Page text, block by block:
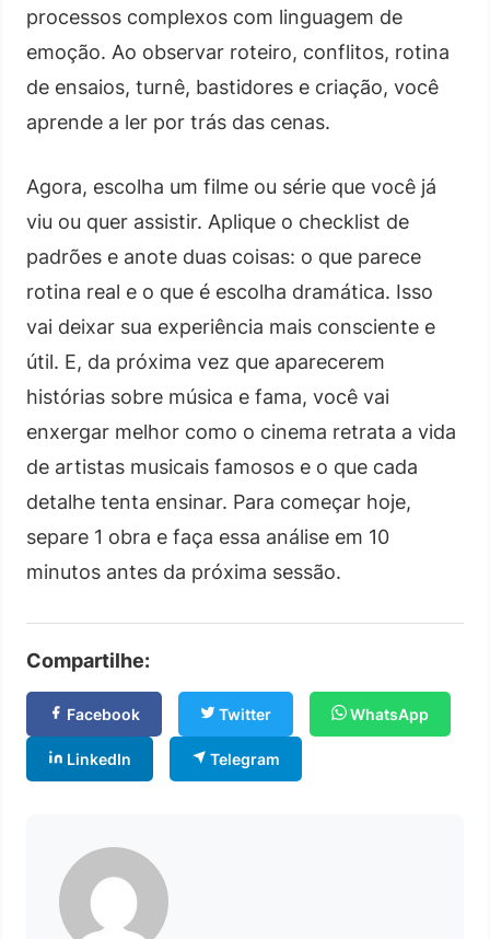
processos complexos com linguagem de
emoção. Ao observar roteiro, conflitos, rotina
de ensaios, turnê, bastidores e criação, você
aprende a ler por trás das cenas.
Agora, escolha um filme ou série que você já
viu ou quer assistir. Aplique o checklist de
padrões e anote duas coisas: o que parece
rotina real e o que é escolha dramática. Isso
vai deixar sua experiência mais consciente e
útil. E, da próxima vez que aparecerem
histórias sobre música e fama, você vai
enxergar melhor como o cinema retrata a vida
de artistas musicais famosos e o que cada
detalhe tenta ensinar. Para começar hoje,
separe 1 obra e faça essa análise em 10
minutos antes da próxima sessão.
Compartilhe:
Facebook Twitter WhatsApp
LinkedIn Telegram